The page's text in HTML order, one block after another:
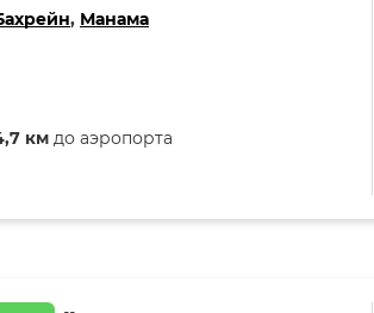
, Манама
км до аэропорта